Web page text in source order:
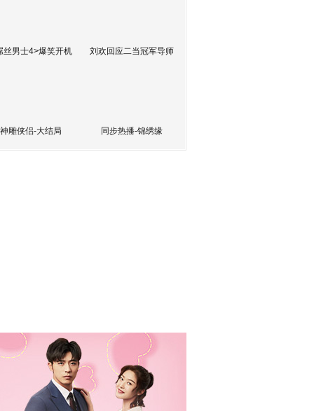
丝男士4>爆笑开机 刘欢回应二当冠军导师
神雕侠侣-大结局 同步热播-锦绣缘